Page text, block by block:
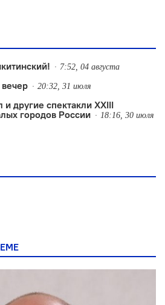
7:52, 04 августа
20:32, 31 июля
другие спектакли XXIII
городов России
18:16, 30 июля